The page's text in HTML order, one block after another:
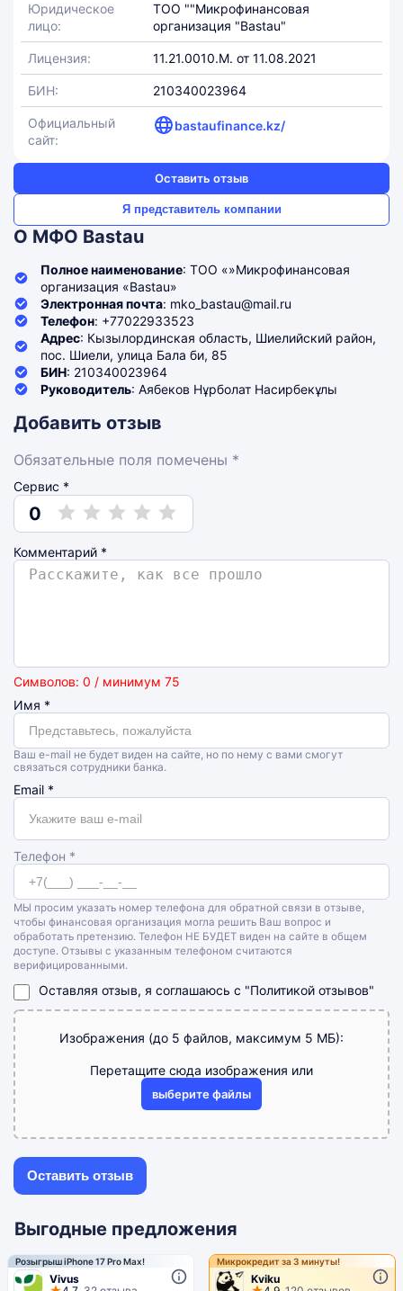
Юридическое
лицо:
ТОО ""Микрофинансовая
организация "Bastau"
Лицензия: 11.21.0010.M. от 11.08.2021
БИН: 210340023964
Официальный
сайт:
bastaufinance.kz/
Оставить отзыв
Я представитель компании
О МФО Bastau
Полное наименование: ТОО «»Микрофинансовая
организация «Bastau»
Электронная почта: mko_bastau@mail.ru
Телефон: +77022933523
Адрес: Кызылординская область, Шиелийский район,
пос. Шиели, улица Бала би, 85
БИН: 210340023964
Руководитель: Аябеков Нұрболат Насирбекұлы
Добавить отзыв
Обязательные поля помечены *
Сервис *
0
Комментарий *
Символов: 0 / минимум 75
Имя *
Ваш e-mail не будет виден на сайте, но по нему с вами смогут
связаться сотрудники банка.
Email *
Телефон *
МЫ просим указать номер телефона для обратной связи в отзыве,
чтобы финансовая организация могла решить Ваш вопрос и
обработать претензию. Телефон НЕ БУДЕТ виден на сайте в общем
доступе. Отзывы с указанным телефоном считаются
верифицированными.
Оставляя отзыв, я соглашаюсь с "Политикой отзывов"
Изображения (до 5 файлов, максимум 5 МБ):
Перетащите сюда изображения или
выберите файлы
Выгодные предложения
Розыгрыш iPhone 17 Pro Max!
Vivus
Микрокредит за 3 минуты!
Kviku